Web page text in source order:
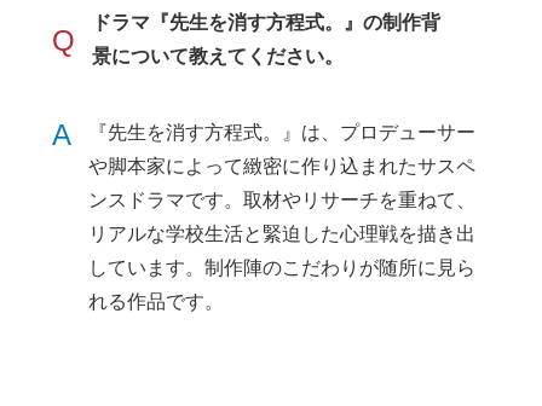
Q
ドラマ『先生を消す方程式。』の制作背
景について教えてください。
A
『先生を消す方程式。』は、プロデューサー
や脚本家によって緻密に作り込まれたサスペ
ンスドラマです。取材やリサーチを重ねて、
リアルな学校生活と緊迫した心理戦を描き出
しています。制作陣のこだわりが随所に見ら
れる作品です。